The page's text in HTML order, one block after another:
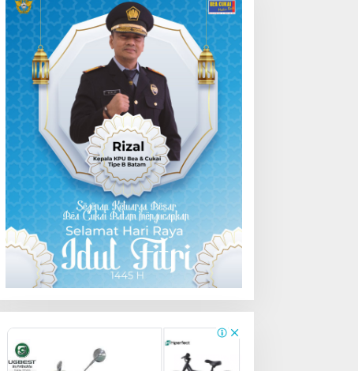
Sidang Penuntutan Dju
Seng, Terdakwa Perusakan
Hutan Lindung di
Pengadilan Negeri Batam
Tiga Kali di Tunda?
Dua Lagu Karya Pangdam
VI/Mulawarman Mayjen TNI
Krido Pramono Jadi Ikon
Singing Competition HUT
Ke-81 RI